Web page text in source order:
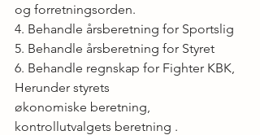
og forretningsorden.
4. Behandle årsberetning for Sportslig
5. Behandle årsberetning for Styret
6. Behandle regnskap for Fighter KBK,
Herunder styrets
økonomiske beretning,
kontrollutvalgets beretning .